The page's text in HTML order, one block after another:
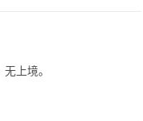
上境。